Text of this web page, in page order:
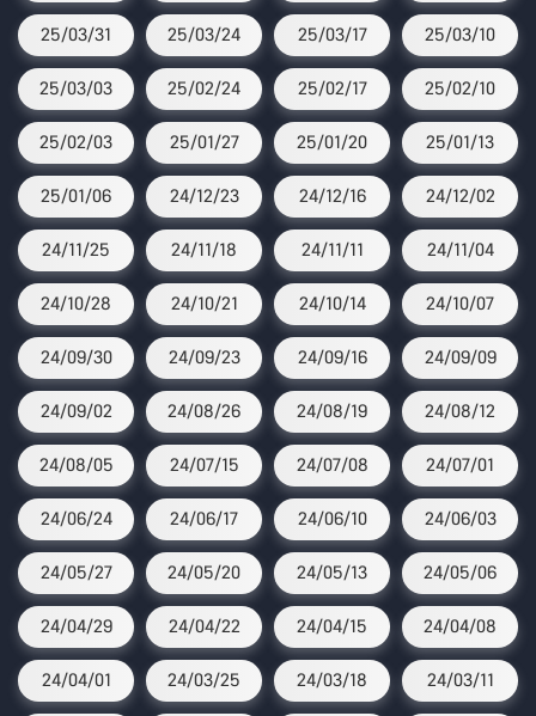
25/03/31 25/03/24 25/03/17 25/03/10
25/03/03 25/02/24 25/02/17 25/02/10
25/02/03 25/01/27 25/01/20 25/01/13
25/01/06 24/12/23 24/12/16 24/12/02
24/11/25 24/11/18 24/11/11 24/11/04
24/10/28 24/10/21 24/10/14 24/10/07
24/09/30 24/09/23 24/09/16 24/09/09
24/09/02 24/08/26 24/08/19 24/08/12
24/08/05 24/07/15 24/07/08 24/07/01
24/06/24 24/06/17 24/06/10 24/06/03
24/05/27 24/05/20 24/05/13 24/05/06
24/04/29 24/04/22 24/04/15 24/04/08
24/04/01 24/03/25 24/03/18 24/03/11